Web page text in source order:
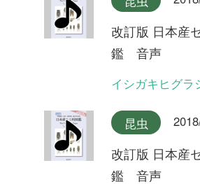
鑑 音声
ダイトウヒメハルゼミ
改訂版 日本産セミ科図
鑑 音声
ヒメハルゼミ奄美大島産
昆虫 2018/07/06